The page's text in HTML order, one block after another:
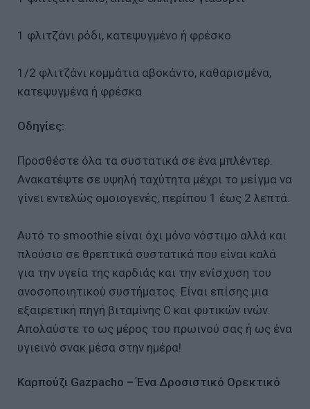
1 φλιτζάνι ρόδι, κατεψυγμένο ή φρέσκο
1/2 φλιτζάνι κομμάτια αβοκάντο, καθαρισμένα,
κατεψυγμένα ή φρέσκα
Οδηγίες:
Προσθέστε όλα τα συστατικά σε ένα μπλέντερ.
Ανακατέψτε σε υψηλή ταχύτητα μέχρι το μείγμα να
γίνει εντελώς ομοιογενές, περίπου 1 έως 2 λεπτά.
Αυτό το smoothie είναι όχι μόνο νόστιμο αλλά και
πλούσιο σε θρεπτικά συστατικά που είναι καλά
για την υγεία της καρδιάς και την ενίσχυση του
ανοσοποιητικού συστήματος. Είναι επίσης μια
εξαιρετική πηγή βιταμίνης C και φυτικών ινών.
Απολαύστε το ως μέρος του πρωινού σας ή ως ένα
υγιεινό σνακ μέσα στην ημέρα!
Καρπούζι Gazpacho – Ένα Δροσιστικό Ορεκτικό